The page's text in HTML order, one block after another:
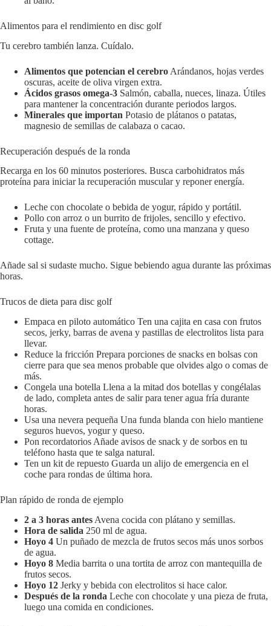
Alimentos para el rendimiento en disc golf
Tu cerebro también lanza. Cuídalo.
Alimentos que potencian el cerebro Arándanos, hojas verdes
oscuras, aceite de oliva virgen extra.
Ácidos grasos omega-3 Salmón, caballa, nueces, linaza. Útiles
para mantener la concentración durante periodos largos.
Minerales que importan Potasio de plátanos o patatas,
magnesio de semillas de calabaza o cacao.
Recuperación después de la ronda
Recarga en los 60 minutos posteriores. Busca carbohidratos más
proteína para iniciar la recuperación muscular y reponer energía.
Leche con chocolate o bebida de yogur, rápido y portátil.
Pollo con arroz o un burrito de frijoles, sencillo y efectivo.
Fruta y una fuente de proteína, como una manzana y queso
cottage.
Añade sal si sudaste mucho. Sigue bebiendo agua durante las próximas
horas.
Trucos de dieta para disc golf
Empaca en piloto automático Ten una cajita en casa con frutos
secos, jerky, barras de avena y pastillas de electrolitos lista para
llevar.
Reduce la fricción Prepara porciones de snacks en bolsas con
cierre para que sea menos probable que olvides algo o comas de
más.
Congela una botella Llena a la mitad dos botellas y congélalas
de lado, completa antes de salir para tener agua fría durante
horas.
Usa una nevera pequeña Una funda blanda con hielo mantiene
seguros huevos, yogur y queso.
Pon recordatorios Añade avisos de snack y de sorbos en tu
teléfono hasta que te salga natural.
Ten un kit de repuesto Guarda un alijo de emergencia en el
coche para rondas de última hora.
Plan rápido de ronda de ejemplo
2 a 3 horas antes Avena cocida con plátano y semillas.
Hora de salida 250 ml de agua.
Hoyo 4 Un puñado de mezcla de frutos secos más unos sorbos
de agua.
Hoyo 8 Media barrita o una tortita de arroz con mantequilla de
frutos secos.
Hoyo 12 Jerky y bebida con electrolitos si hace calor.
Después de la ronda Leche con chocolate y una pieza de fruta,
luego una comida en condiciones.